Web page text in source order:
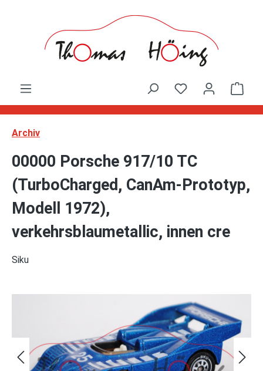
Archiv
00000 Porsche 917/10 TC
(TurboCharged, CanAm-Prototyp,
Modell 1972),
verkehrsblaumetallic, innen cre
Siku
Bildergalerie überspringen